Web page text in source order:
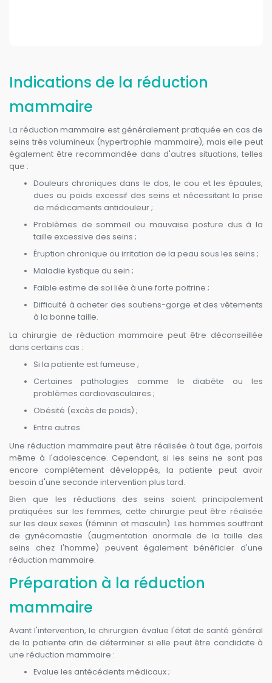
Indications de la réduction
mammaire
La réduction mammaire est généralement pratiquée en cas de
seins très volumineux (hypertrophie mammaire), mais elle peut
également être recommandée dans d'autres situations, telles
que :
Douleurs chroniques dans le dos, le cou et les épaules,
dues au poids excessif des seins et nécessitant la prise
de médicaments antidouleur ;
Problèmes de sommeil ou mauvaise posture dus à la
taille excessive des seins ;
Éruption chronique ou irritation de la peau sous les seins ;
Maladie kystique du sein ;
Faible estime de soi liée à une forte poitrine ;
Difficulté à acheter des soutiens-gorge et des vêtements
à la bonne taille.
La chirurgie de réduction mammaire peut être déconseillée
dans certains cas :
Si la patiente est fumeuse ;
Certaines pathologies comme le diabète ou les
problèmes cardiovasculaires ;
Obésité (excès de poids) ;
Entre autres.
Une réduction mammaire peut être réalisée à tout âge, parfois
même à l'adolescence. Cependant, si les seins ne sont pas
encore complètement développés, la patiente peut avoir
besoin d'une seconde intervention plus tard.
Bien que les réductions des seins soient principalement
pratiquées sur les femmes, cette chirurgie peut être réalisée
sur les deux sexes (féminin et masculin). Les hommes souffrant
de gynécomastie (augmentation anormale de la taille des
seins chez l'homme) peuvent également bénéficier d'une
réduction mammaire.
Préparation à la réduction
mammaire
Avant l'intervention, le chirurgien évalue l'état de santé général
de la patiente afin de déterminer si elle peut être candidate à
une réduction mammaire :
Evalue les antécédents médicaux ;